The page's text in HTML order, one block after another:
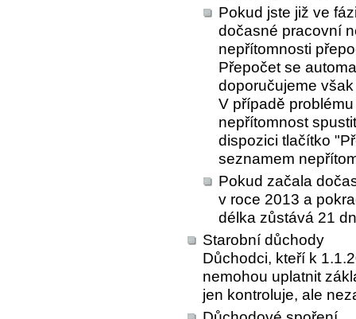
Pokud jste již ve
dočasné pracovní
nepřítomnosti
Přepočet se
doporučujeme
V případě
nepřítomnost
dispozici tlačítko
seznamem
Pokud začala
v roce 2013 a
délka zůstává 21
Starobní důchody
Důchodci, kteří k
nemohou uplatnit
jen kontroluje, ale